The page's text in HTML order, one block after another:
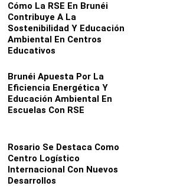
Cómo La RSE En Brunéi
Contribuye A La
Sostenibilidad Y Educación
Ambiental En Centros
Educativos
Brunéi Apuesta Por La
Eficiencia Energética Y
Educación Ambiental En
Escuelas Con RSE
Rosario Se Destaca Como
Centro Logístico
Internacional Con Nuevos
Desarrollos